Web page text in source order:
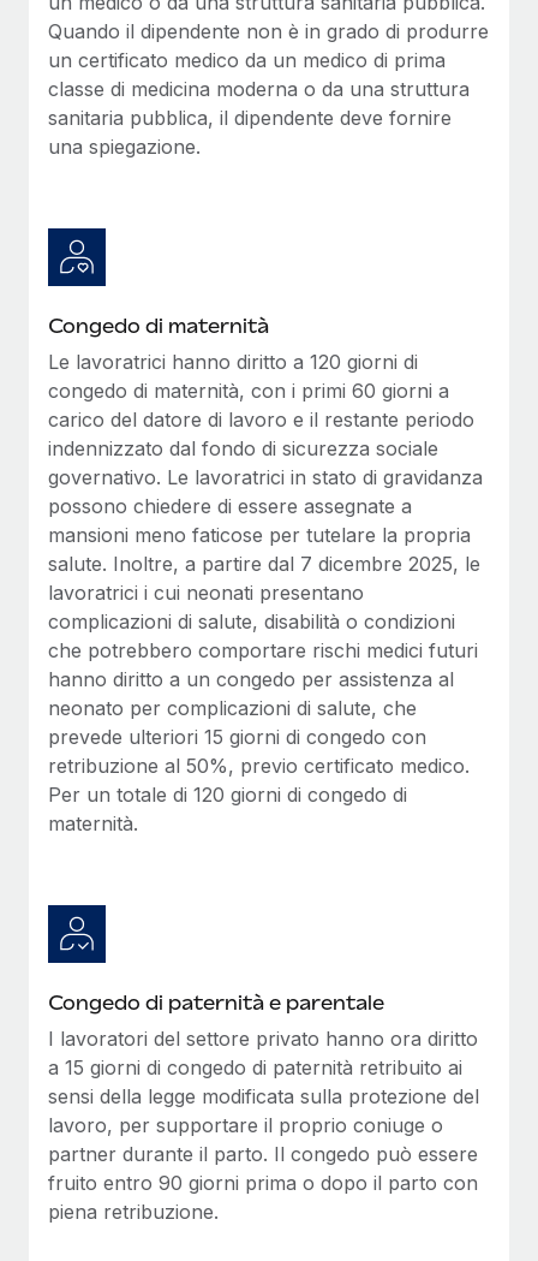
Quando il dipendente non è in grado di produrre
un certificato medico da un medico di prima
classe di medicina moderna o da una struttura
sanitaria pubblica, il dipendente deve fornire
una spiegazione.
Congedo di maternità
Le lavoratrici hanno diritto a 120 giorni di
congedo di maternità, con i primi 60 giorni a
carico del datore di lavoro e il restante periodo
indennizzato dal fondo di sicurezza sociale
governativo. Le lavoratrici in stato di gravidanza
possono chiedere di essere assegnate a
mansioni meno faticose per tutelare la propria
salute. Inoltre, a partire dal 7 dicembre 2025, le
lavoratrici i cui neonati presentano
complicazioni di salute, disabilità o condizioni
che potrebbero comportare rischi medici futuri
hanno diritto a un congedo per assistenza al
neonato per complicazioni di salute, che
prevede ulteriori 15 giorni di congedo con
retribuzione al 50%, previo certificato medico.
Per un totale di 120 giorni di congedo di
maternità.
Congedo di paternità e parentale
I lavoratori del settore privato hanno ora diritto
a 15 giorni di congedo di paternità retribuito ai
sensi della legge modificata sulla protezione del
lavoro, per supportare il proprio coniuge o
partner durante il parto. Il congedo può essere
fruito entro 90 giorni prima o dopo il parto con
piena retribuzione.